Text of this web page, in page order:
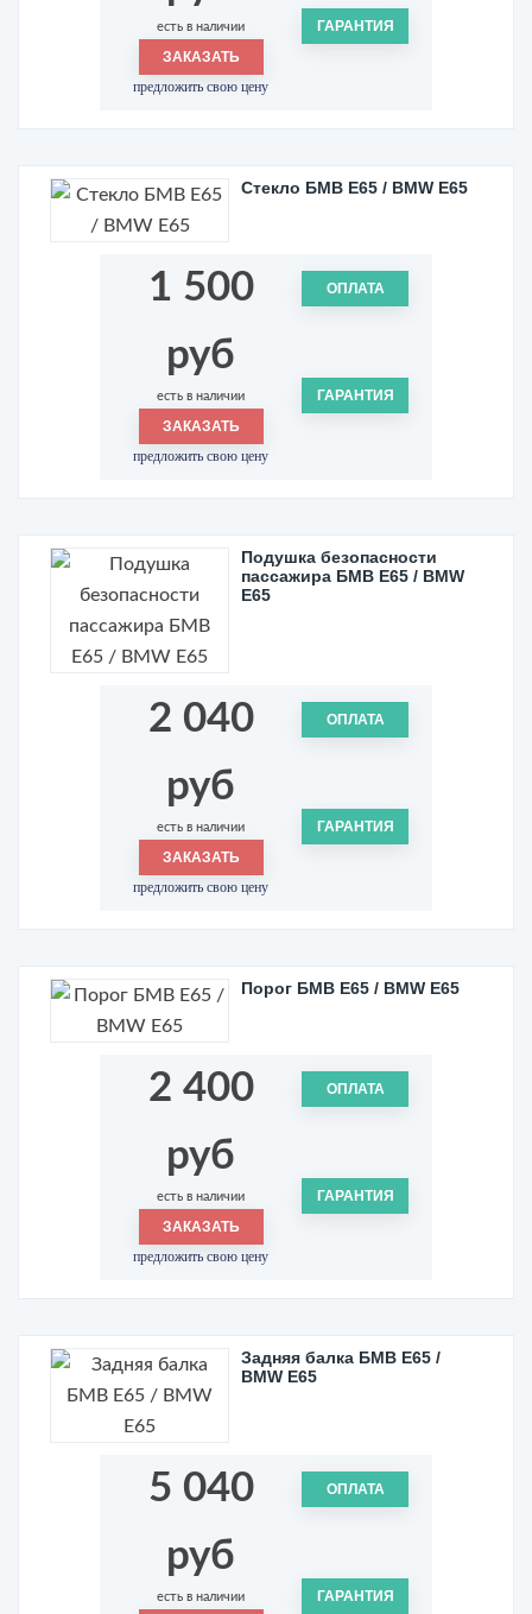
есть в наличии
ЗАКАЗАТЬ
предложить свою цену
ГАРАНТИЯ
Стекло БМВ Е65 / BMW E65
1 500
руб
есть в наличии
ЗАКАЗАТЬ
предложить свою цену
ОПЛАТА
ГАРАНТИЯ
Подушка безопасности
пассажира БМВ Е65 / BMW
E65
2 040
руб
есть в наличии
ЗАКАЗАТЬ
предложить свою цену
ОПЛАТА
ГАРАНТИЯ
Порог БМВ Е65 / BMW E65
2 400
руб
есть в наличии
ЗАКАЗАТЬ
предложить свою цену
ОПЛАТА
ГАРАНТИЯ
Задняя балка БМВ Е65 /
BMW E65
5 040
руб
есть в наличии
ОПЛАТА
ГАРАНТИЯ